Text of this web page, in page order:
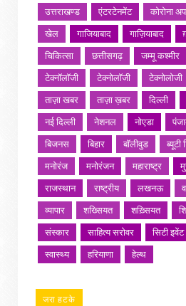
उत्तराखण्ड
एंटरटेनमेंट कोरोना
खेल
गाजियाबाद गाज़ियाबाद
चिकित्सा
छत्तीसगढ़ जम्मू कश्मीर
टेक्नॉलॉजी
टेक्नोलॉजी टेक्नोलोजी
ताज़ा खबर
ताज़ा ख़बर दिल्ली
नई दिल्ली
नेशनल नोएडा
बिजनस
बिहार बॉलीवुड ब्यूटी
मनोरंज
मनोरंजन महाराष्ट्र
राजस्थान
राष्ट्रीय लखनऊ
व्यापार
शख्सियत शख़्सियत
संस्कार
साहित्य सरोवर सिटी इवेंट
स्वास्थ्य
हरियाणा हेल्थ
जरा हटके